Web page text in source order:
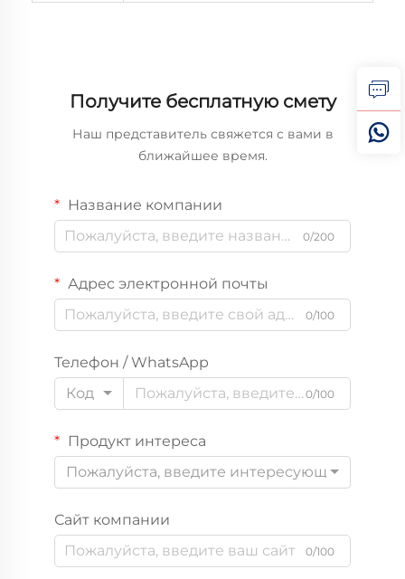
Получите бесплатную смету
Наш представитель свяжется с вами в
ближайшее время.
Название компании
0/200
Адрес электронной почты
0/100
Телефон / WhatsApp
Код
0/100
Продукт интереса
Пожалуйста, введите интересующий вас
Сайт компании
0/100